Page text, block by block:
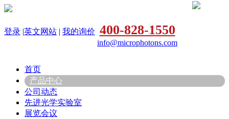
登录 |英文网站 | 我的询价 400-828-1550
info@microphotons.com
首页
产品中心
公司动态
先进光学实验室
展览会议